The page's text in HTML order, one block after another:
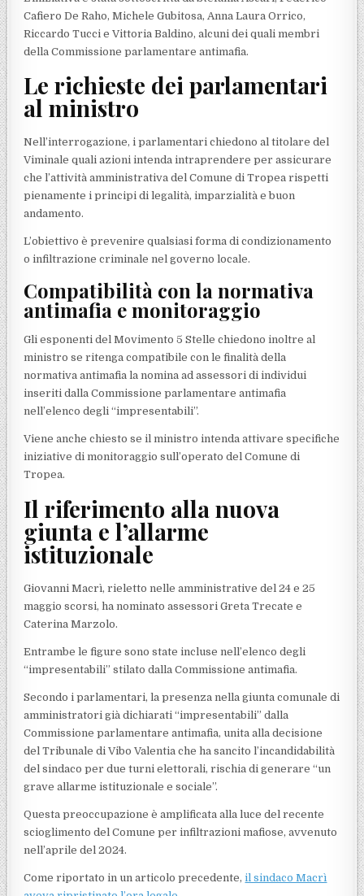
Cafiero De Raho, Michele Gubitosa, Anna Laura Orrico,
Riccardo Tucci e Vittoria Baldino, alcuni dei quali membri
della Commissione parlamentare antimafia.
Le richieste dei parlamentari
al ministro
Nell’interrogazione, i parlamentari chiedono al titolare del
Viminale quali azioni intenda intraprendere per assicurare
che l’attività amministrativa del Comune di Tropea rispetti
pienamente i principi di legalità, imparzialità e buon
andamento.
L’obiettivo è prevenire qualsiasi forma di condizionamento
o infiltrazione criminale nel governo locale.
Compatibilità con la normativa
antimafia e monitoraggio
Gli esponenti del Movimento 5 Stelle chiedono inoltre al
ministro se ritenga compatibile con le finalità della
normativa antimafia la nomina ad assessori di individui
inseriti dalla Commissione parlamentare antimafia
nell’elenco degli “impresentabili”.
Viene anche chiesto se il ministro intenda attivare specifiche
iniziative di monitoraggio sull’operato del Comune di
Tropea.
Il riferimento alla nuova
giunta e l’allarme
istituzionale
Giovanni Macrì, rieletto nelle amministrative del 24 e 25
maggio scorsi, ha nominato assessori Greta Trecate e
Caterina Marzolo.
Entrambe le figure sono state incluse nell’elenco degli
“impresentabili” stilato dalla Commissione antimafia.
Secondo i parlamentari, la presenza nella giunta comunale di
amministratori già dichiarati “impresentabili” dalla
Commissione parlamentare antimafia, unita alla decisione
del Tribunale di Vibo Valentia che ha sancito l’incandidabilità
del sindaco per due turni elettorali, rischia di generare “un
grave allarme istituzionale e sociale”.
Questa preoccupazione è amplificata alla luce del recente
scioglimento del Comune per infiltrazioni mafiose, avvenuto
nell’aprile del 2024.
Come riportato in un articolo precedente,il sindaco Macrì